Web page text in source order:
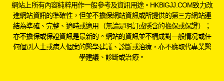
網站上所有內容純粹用作一般參考及資訊用途。HKBIGJJ.COM致力改
進網站資訊的準確性，但並不擔保網站資訊或所提供的第三方網站連
結為準確、完整、適時或適用（無論是明訂或隱含的擔保或保證）；
亦不擔保或保證資訊是最新的。網站的資訊並不構成對一般情况或任
何個別人士或病人個案的醫學建議、診斷或治療，亦不應取代專業醫
學建議、診斷或治療。